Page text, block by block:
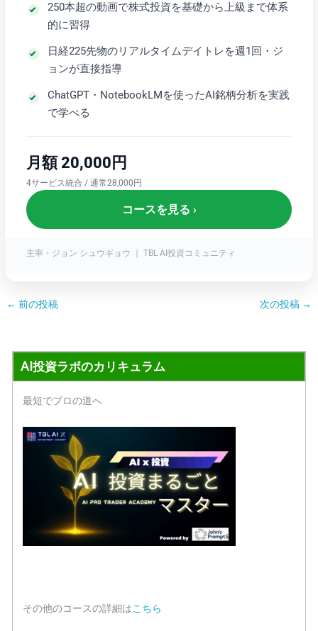
250本超の動画で株式投資を基礎から上級まで体系
的に習得
日経225先物のリアルタイムデイトレを週1回・ジ
ョンが直接指導
ChatGPT・NotebookLMを使ったAI銘柄分析を実践
で学べる
月額 20,000円
4サービス統合 / 通常28,000円
コースを見る ›
主宰・ジョン シュウギョウ ｜ TBL AI投資コミュニティ
← 前の投稿 次の投稿 →
AI投資ラボのカリキュラム
最短でプロの道へ
その他のコースの詳細はこちら